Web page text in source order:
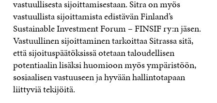
vastuullisesta sijoittamisestaan. Sitra on myös
vastuullista sijoittamista edistävän Finland’s
Sustainable Investment Forum – FINSIF ry:n jäsen.
Vastuullinen sijoittaminen tarkoittaa Sitrassa sitä,
että sijoituspäätöksissä otetaan taloudellisen
potentiaalin lisäksi huomioon myös ympäristöön,
sosiaalisen vastuuseen ja hyvään hallintotapaan
liittyviä tekijöitä.